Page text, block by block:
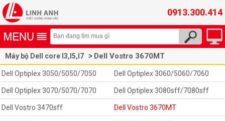
0913.300.414
Máy bộ Dell core I3,I5,I7 Dell Vostro 3670MT
Dell Optiplex 3050/5050/7050 Dell Optiplex 3060/5060/7060
Dell Optiplex 3070/5070/7070 Dell Optiplex 3080sff/7080sff
Dell Vostro 3470sff Dell Vostro 3670MT